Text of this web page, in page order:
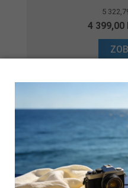
5
4 399,00
Endoskop
Tyto webové stránky
zařízení soubory, obecně
těchto stránek s tím